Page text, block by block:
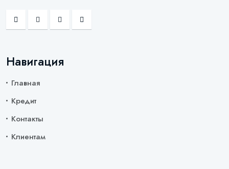
Навигация
Главная
Кредит
Контакты
Клиентам